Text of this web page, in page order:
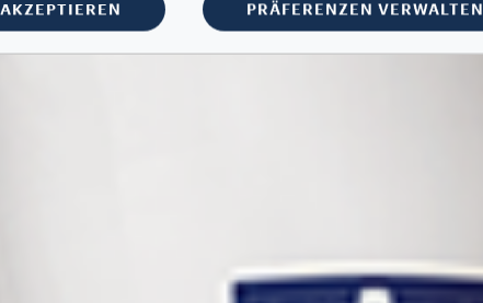
AKZEPTIEREN PRÄFERENZEN VERWALTEN